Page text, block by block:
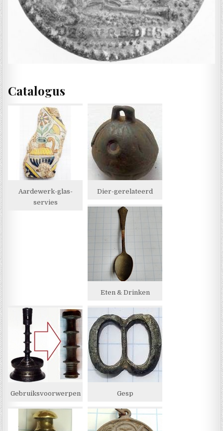
Catalogus
Aardewerk-glas-
servies
Dier-gerelateerd
Eten & Drinken
Gebruiksvoorwerpen Gesp